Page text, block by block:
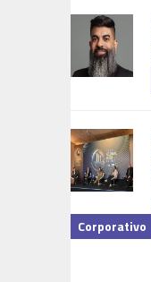
Corporativo